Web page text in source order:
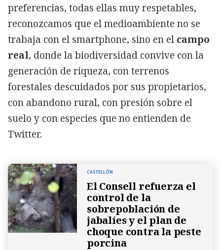
preferencias, todas ellas muy respetables,
reconozcamos que el medioambiente no se
trabaja con el smartphone, sino en el campo
real, donde la biodiversidad convive con la
generación de riqueza, con terrenos
forestales descuidados por sus propietarios,
con abandono rural, con presión sobre el
suelo y con especies que no entienden de
Twitter.
CASTELLÓN
El Consell refuerza el
control de la
sobrepoblación de
jabalíes y el plan de
choque contra la peste
porcina